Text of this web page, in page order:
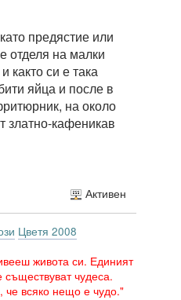
предястие или
отделя на малки
както си е така
яйца и после в
на около
златно-кафеникав
Активен
Цветя 2008
живота си. Единият
чудеса.
че всяко нещо е чудо."